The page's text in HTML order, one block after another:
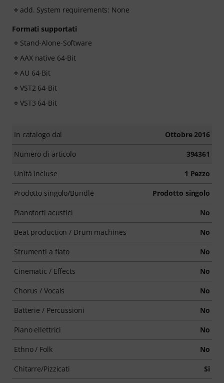
add. System requirements: None
Formati supportati
Stand-Alone-Software
AAX native 64-Bit
AU 64-Bit
VST2 64-Bit
VST3 64-Bit
In catalogo dal Ottobre 2016
Numero di articolo 394361
Unità incluse 1 Pezzo
Prodotto singolo/Bundle Prodotto singolo
Pianoforti acustici No
Beat production / Drum machines No
Strumenti a fiato No
Cinematic / Effects No
Chorus / Vocals No
Batterie / Percussioni No
Piano ellettrici No
Ethno / Folk No
Chitarre/Pizzicati Si